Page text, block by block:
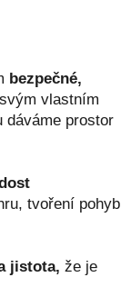
bezpečné,
vlastním
dáváme prostor
tvoření pohyb
jistota, že je